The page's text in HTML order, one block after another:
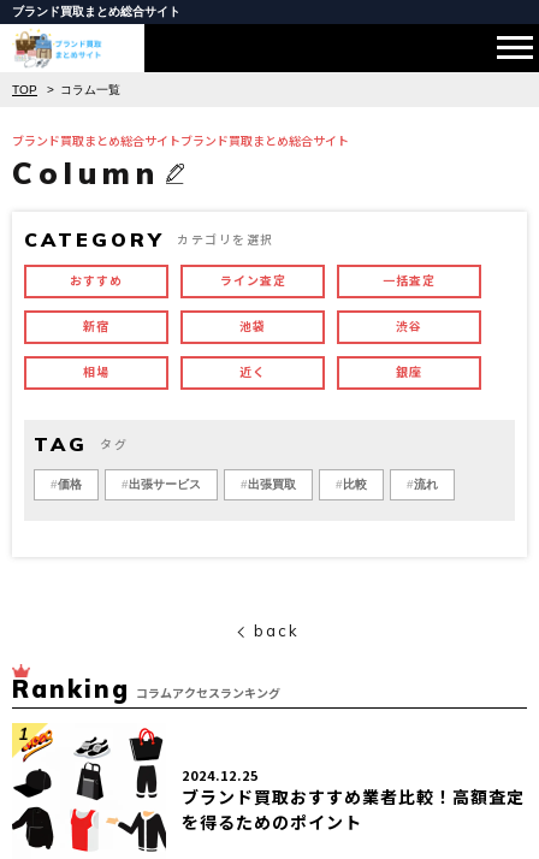
ブランド買取まとめ総合サイト
TOP コラム一覧
ブランド買取まとめ総合サイトブランド買取まとめ総合サイト
Column
CATEGORY カテゴリを選択
おすすめ ライン査定 一括査定
新宿 池袋 渋谷
相場 近く 銀座
TAG タグ
価格 出張サービス 出張買取 比較 流れ
back
Ranking コラムアクセスランキング
2024.12.25
ブランド買取おすすめ業者比較！高額査定
を得るためのポイント